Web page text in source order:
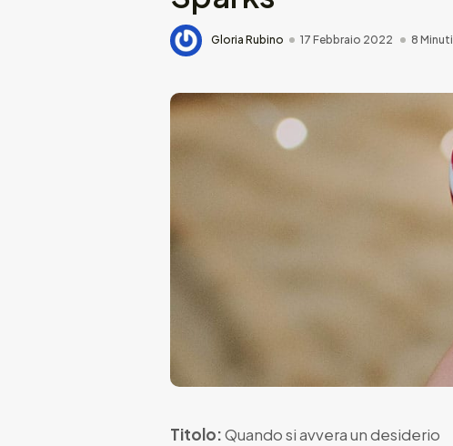
Gloria Rubino 17 Febbraio 2022 8 Minuti
Titolo:Quando si avvera un desiderio